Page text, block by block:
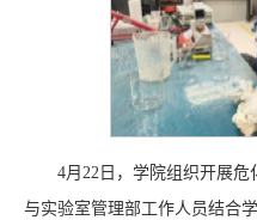
4月22日，学院组织开展
与实验室管理部工作人员结合